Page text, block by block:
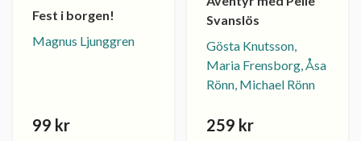
Fest i borgen!
Magnus Ljunggren
99 kr
Svanslös
Gösta Knutsson,
Maria Frensborg, Åsa
Rönn, Michael Rönn
259 kr